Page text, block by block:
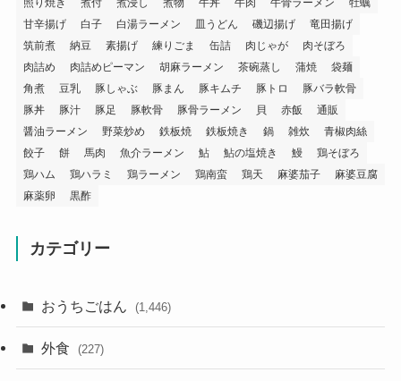
照り焼き 煮付 煮浸し 煮物 牛丼 牛肉 牛骨ラーメン
牡蠣
甘辛揚げ
白子 白湯ラーメン 皿うどん 磯辺揚げ
竜田揚げ
筑前煮
納豆 素揚げ 練りごま 缶詰 肉じゃが
肉そぼろ
肉詰め
肉詰めピーマン 胡麻ラーメン 茶碗蒸し 蒲焼
袋麺
角煮
豆乳 豚しゃぶ 豚まん 豚キムチ 豚トロ
豚バラ軟骨
豚丼
豚汁 豚足 豚軟骨 豚骨ラーメン 貝 赤飯
通販
醤油ラーメン
野菜炒め 鉄板焼 鉄板焼き 鍋 雑炊
青椒肉絲
餃子
餅 馬肉 魚介ラーメン 鮎 鮎の塩焼き 鰻
鶏そぼろ
鶏ハム
鶏ハラミ 鶏ラーメン 鶏南蛮 鶏天 麻婆茄子
麻婆豆腐
麻薬卵
黒酢
カテゴリー
おうちごはん (1,446)
外食 (227)